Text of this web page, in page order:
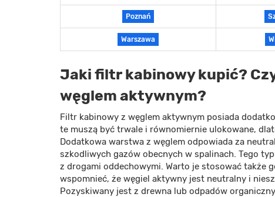
Poznań
Warszawa
Jaki filtr kabinowy kupić?
węglem aktywnym?
Filtr kabinowy z węglem aktywnym posiada
te muszą być trwale i równomiernie ulokowane,
Dodatkowa warstwa z węglem odpowiada za
szkodliwych gazów obecnych w spalinach. Tego
z drogami oddechowymi. Warto je stosować także
wspomnieć, że węgiel aktywny jest neutralny i
Pozyskiwany jest z drewna lub odpadów